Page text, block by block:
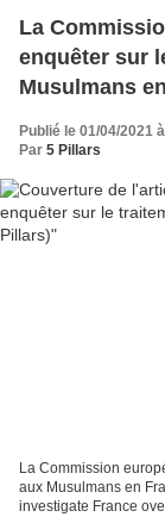
La
enquêter sur
Musulmans
Publié le 01/04/2021
Par 5 Pillars
La Commission
aux Musulmans en
investigate France